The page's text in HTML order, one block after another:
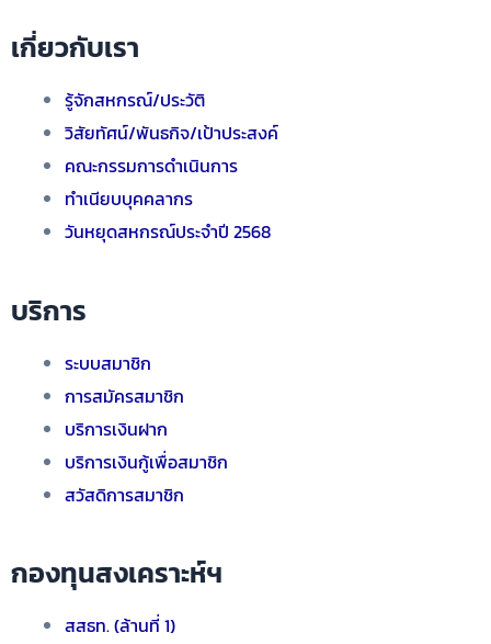
เกี่ยวกับเรา
รู้จักสหกรณ์/ประวัติ
วิสัยทัศน์/พันธกิจ/เป้าประสงค์
คณะกรรมการดำเนินการ
ทำเนียบบุคคลากร
วันหยุดสหกรณ์ประจำปี 2568
บริการ
ระบบสมาชิก
การสมัครสมาชิก
บริการเงินฝาก
บริการเงินกู้เพื่อสมาชิก
สวัสดิการสมาชิก
กองทุนสงเคราะห์ฯ
สสธท. (ล้านที่ 1)